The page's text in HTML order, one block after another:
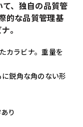
、独自の品質管
的な品質管理基
。
カラビナ。重量を
鋭角な角のない形
り